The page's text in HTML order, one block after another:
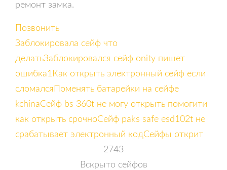
ремонт замка.
Позвонить
Заблокировала сейф что
делатьЗаблокировался сейф onity пишет
ошибка1Как открыть электронный сейф если
сломался
Поменять батарейки на сейфе
kchinaСейф bs 360t не могу открыть помогити
как открыть срочноСейф paks safe esd102t не
срабатывает электронный кодСейфы открит
2743
Вскрыто сейфов